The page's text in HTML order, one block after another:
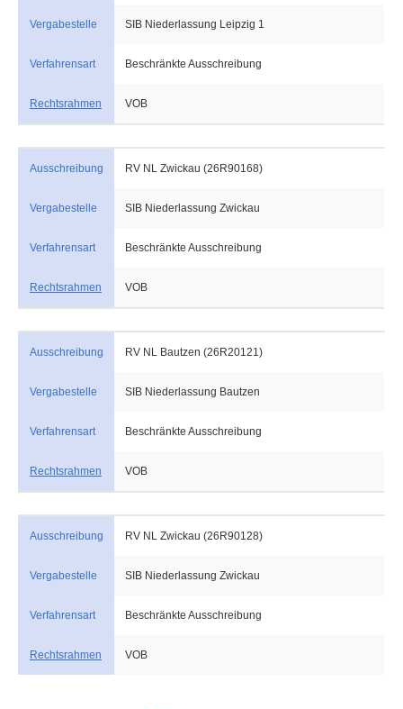
Vergabestelle SIB Niederlassung Leipzig 1
Verfahrensart Beschränkte Ausschreibung
Rechtsrahmen VOB
Ausschreibung RV NL Zwickau (26R90168)
Vergabestelle SIB Niederlassung Zwickau
Verfahrensart Beschränkte Ausschreibung
Rechtsrahmen VOB
Ausschreibung RV NL Bautzen (26R20121)
Vergabestelle SIB Niederlassung Bautzen
Verfahrensart Beschränkte Ausschreibung
Rechtsrahmen VOB
Ausschreibung RV NL Zwickau (26R90128)
Vergabestelle SIB Niederlassung Zwickau
Verfahrensart Beschränkte Ausschreibung
Rechtsrahmen VOB